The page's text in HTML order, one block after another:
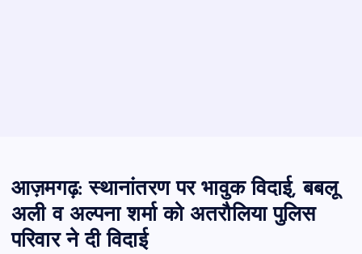
आज़मगढ़: स्थानांतरण पर भावुक विदाई, बबलू
अली व अल्पना शर्मा को अतरौलिया पुलिस
परिवार ने दी विदाई